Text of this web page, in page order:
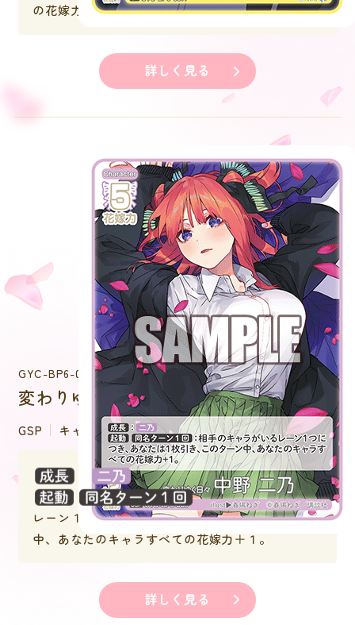
の花嫁力＋２。
詳しく見る
GYC-BP6-008
変わりゆく日々 中野 二乃
GSP キャラクター
：相手のキャラがいる
レーン１つにつき、あなたは１枚引き、このターン
中、あなたのキャラすべての花嫁力＋１。
詳しく見る